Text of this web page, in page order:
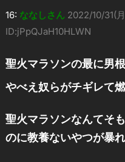
16: ななしさん 2022/10/31(
ID:jPpQJaH10HLWN
聖火マラソンの最に男
やべえ奴らがチギレて
聖火マラソンなんてそ
のに教養ないやつが暴